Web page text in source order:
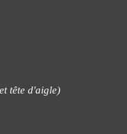
tête d'aigle)